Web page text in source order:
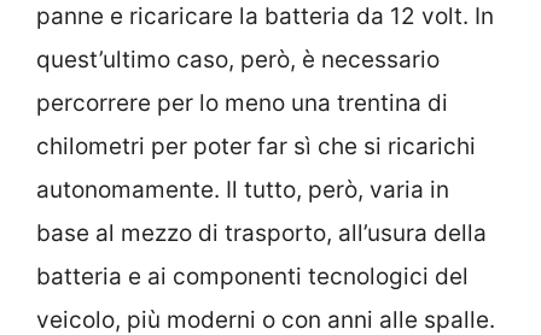
panne e ricaricare la batteria da 12 volt. In
quest’ultimo caso, però, è necessario
percorrere per lo meno una trentina di
chilometri per poter far sì che si ricarichi
autonomamente. Il tutto, però, varia in
base al mezzo di trasporto, all’usura della
batteria e ai componenti tecnologici del
veicolo, più moderni o con anni alle spalle.